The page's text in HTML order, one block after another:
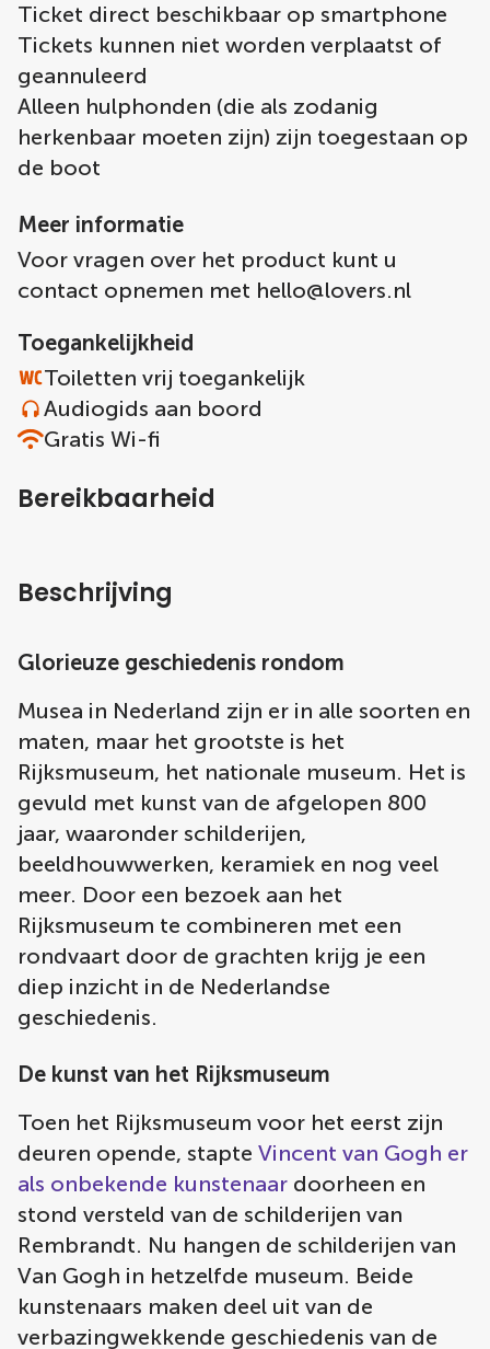
Ticket direct beschikbaar op smartphone
Tickets kunnen niet worden verplaatst of
geannuleerd
Alleen hulphonden (die als zodanig
herkenbaar moeten zijn) zijn toegestaan op
de boot
Meer informatie
Voor vragen over het product kunt u
contact opnemen met hello@lovers.nl
Toegankelijkheid
Toiletten vrij toegankelijk
Audiogids aan boord
Gratis Wi-fi
Bereikbaarheid
Beschrijving
Glorieuze geschiedenis rondom
Musea in Nederland zijn er in alle soorten en
maten, maar het grootste is het
Rijksmuseum, het nationale museum. Het is
gevuld met kunst van de afgelopen 800
jaar, waaronder schilderijen,
beeldhouwwerken, keramiek en nog veel
meer. Door een bezoek aan het
Rijksmuseum te combineren met een
rondvaart door de grachten krijg je een
diep inzicht in de Nederlandse
geschiedenis.
De kunst van het Rijksmuseum
Toen het Rijksmuseum voor het eerst zijn
deuren opende, stapte Vincent van Gogh er
als onbekende kunstenaar doorheen en
stond versteld van de schilderijen van
Rembrandt. Nu hangen de schilderijen van
Van Gogh in hetzelfde museum. Beide
kunstenaars maken deel uit van de
verbazingwekkende geschiedenis van de